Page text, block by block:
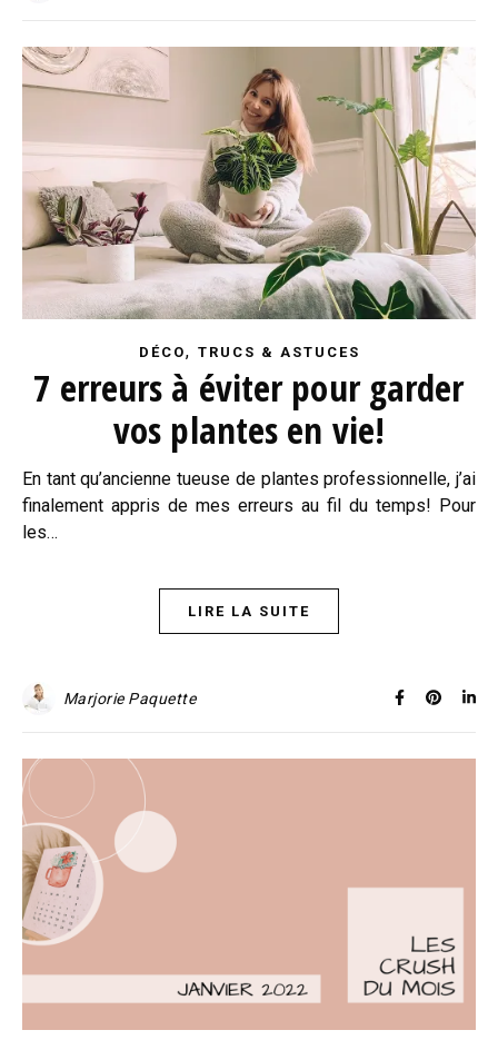
DÉCO, TRUCS & ASTUCES
7 erreurs à éviter pour garder
vos plantes en vie!
En tant qu’ancienne tueuse de plantes professionnelle, j’ai
finalement appris de mes erreurs au fil du temps! Pour
les…
LIRE LA SUITE
Marjorie Paquette